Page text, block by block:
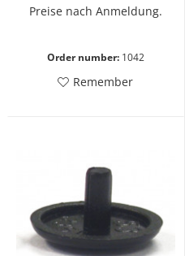
Preise nach Anmeldung.
Order number: 1042
Remember